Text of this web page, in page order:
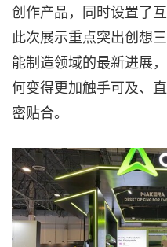
创作产品，同时设置了
此次展示重点突出创想
能制造领域的最新进展
何变得更加触手可及、
密贴合。